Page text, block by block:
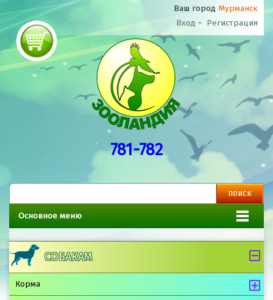
Ваш город Мурманск
Вход - Регистрация
781-782
Основное меню
СОБАКАМ
Корма